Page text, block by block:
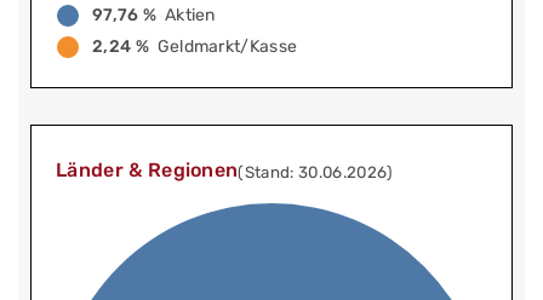
97,76 % Aktien
2,24 % Geldmarkt/Kasse
Länder & Regionen(Stand: 30.06.2026)